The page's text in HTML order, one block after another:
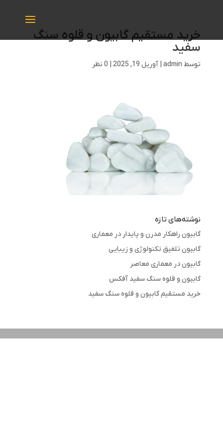
خرید مستقیم گابیون و قلوه سنگ
سفید
توسط admin
| آوریل 19, 2025 | 0 نظر
نوشته‌های تازه
گابیون راهکار مدرن و پایدار در معماری
گابیون تلفیق تکنولوژی و زیبایی
گابیون در معماری معاصر
گابیون و قلوه سنگ سفید آفکس
خرید مستقیم گابیون و قلوه سنگ سفید